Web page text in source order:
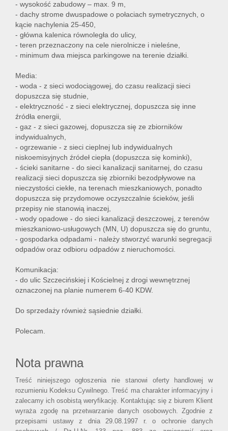
- wysokość zabudowy – max. 9 m,
- dachy strome dwuspadowe o połaciach symetrycznych, o
kącie nachylenia 25-450,
- główna kalenica równoległa do ulicy,
- teren przeznaczony na cele nierolnicze i nieleśne,
- minimum dwa miejsca parkingowe na terenie działki.
Media:
- woda - z sieci wodociągowej, do czasu realizacji sieci
dopuszcza się studnie,
- elektryczność - z sieci elektrycznej, dopuszcza się inne
źródła energii,
- gaz - z sieci gazowej, dopuszcza się ze zbiorników
indywidualnych,
- ogrzewanie - z sieci cieplnej lub indywidualnych
niskoemisyjnych źródeł ciepła (dopuszcza się kominki),
- ścieki sanitarne - do sieci kanalizacji sanitarnej, do czasu
realizacji sieci dopuszcza się zbiorniki bezodpływowe na
nieczystości ciekłe, na terenach mieszkaniowych, ponadto
dopuszcza się przydomowe oczyszczalnie ścieków, jeśli
przepisy nie stanowią inaczej,
- wody opadowe - do sieci kanalizacji deszczowej, z terenów
mieszkaniowo-usługowych (MN, U) dopuszcza się do gruntu,
- gospodarka odpadami - należy stworzyć warunki segregacji
odpadów oraz odbioru odpadów z nieruchomości.
Komunikacja:
- do ulic Szczecińskiej i Kościelnej z drogi wewnętrznej
oznaczonej na planie numerem 6-40 KDW.
Do sprzedaży również sąsiednie działki.
Polecam.
Nota prawna
Treść niniejszego ogłoszenia nie stanowi oferty handlowej w
rozumieniu Kodeksu Cywilnego. Treść ma charakter informacyjny i
zalecamy ich osobistą weryfikację. Kontaktując się z biurem Klient
wyraża zgodę na przetwarzanie danych osobowych. Zgodnie z
przepisami ustawy z dnia 29.08.1997 r. o ochronie danych